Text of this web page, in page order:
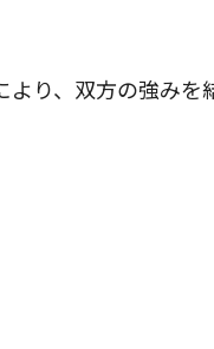
り、双方の強みを